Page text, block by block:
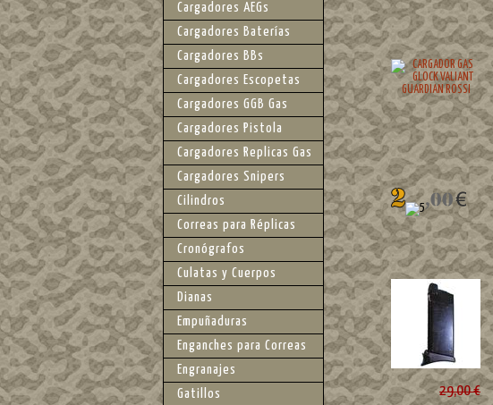
29,00 €
Cargadores AEGs
Cargadores Baterías
Cargadores BBs
Cargadores Escopetas
Cargadores GGB Gas
Cargadores Pistola
Cargadores Replicas Gas
Cargadores Snipers
Cilindros
Correas para Réplicas
Cronógrafos
Culatas y Cuerpos
Dianas
Empuñaduras
Enganches para Correas
Engranajes
Gatillos